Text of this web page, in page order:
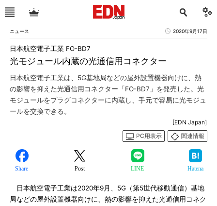
ニュース 2020年9月17日
光モジュール内蔵の光通信用コネクター
日本航空電子工業 FO-BD7
日本航空電子工業は、5G基地局などの屋外設置機器向けに、熱
の影響を抑えた光通信用コネクター「FO-BD7」を発売した。光
モジュールをプラグコネクターに内蔵し、手元で容易に光モジュ
ールを交換できる。
[EDN Japan]
PC用表示
関連情報
Share Post LINE Hatena
日本航空電子工業は2020年9月、5G（第5世代移動通信）基地
局などの屋外設置機器向けに、熱の影響を抑えた光通信用コネク